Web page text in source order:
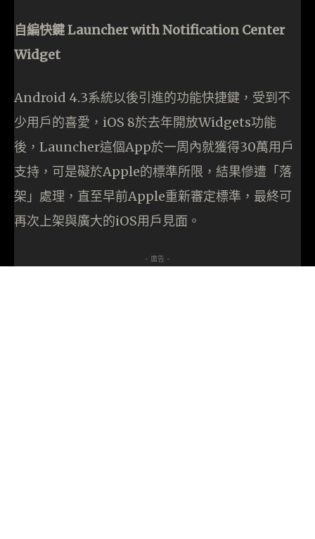
自編快鍵 Launcher with Notification Center
Widget
Android 4.3系統以後引進的功能快捷鍵，受到不
少用戶的喜愛，iOS 8於去年開放Widgets功能
後，Launcher這個App於一周內就獲得30萬用戶
支持，可是礙於Apple的標準所限，結果慘遭「落
架」處理，直至早前Apple重新審定標準，最終可
再次上架與廣大的iOS用戶見面。
- 廣告 -